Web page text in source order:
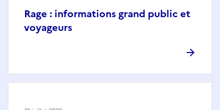
Rage : informations grand public et
voyageurs